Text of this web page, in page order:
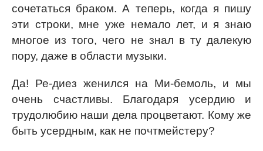
сочетаться браком. А теперь, когда я пишу
эти строки, мне уже немало лет, и я знаю
многое из того, чего не знал в ту далекую
пору, даже в области музыки.
Да! Ре-диез женился на Ми-бемоль, и мы
очень счастливы. Благодаря усердию и
трудолюбию наши дела процветают. Кому же
быть усердным, как не почтмейстеру?